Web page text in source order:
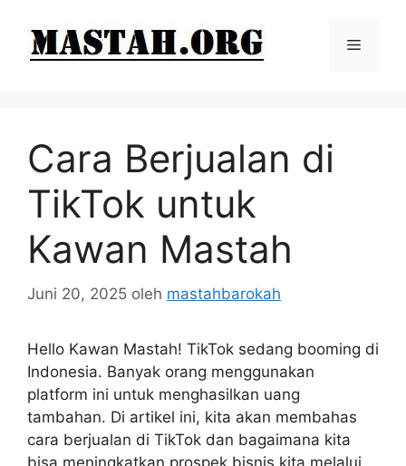
Menu
Cara Berjualan di
TikTok untuk
Kawan Mastah
Juni 20, 2025 oleh mastahbarokah
Hello Kawan Mastah! TikTok sedang booming di
Indonesia. Banyak orang menggunakan
platform ini untuk menghasilkan uang
tambahan. Di artikel ini, kita akan membahas
cara berjualan di TikTok dan bagaimana kita
bisa meningkatkan prospek bisnis kita melalui